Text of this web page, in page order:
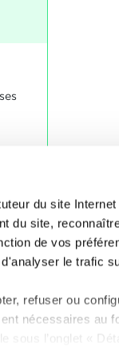
du site
du site,
de vos
le trafic
refuser ou
nécessaires au
sous l’onglet «